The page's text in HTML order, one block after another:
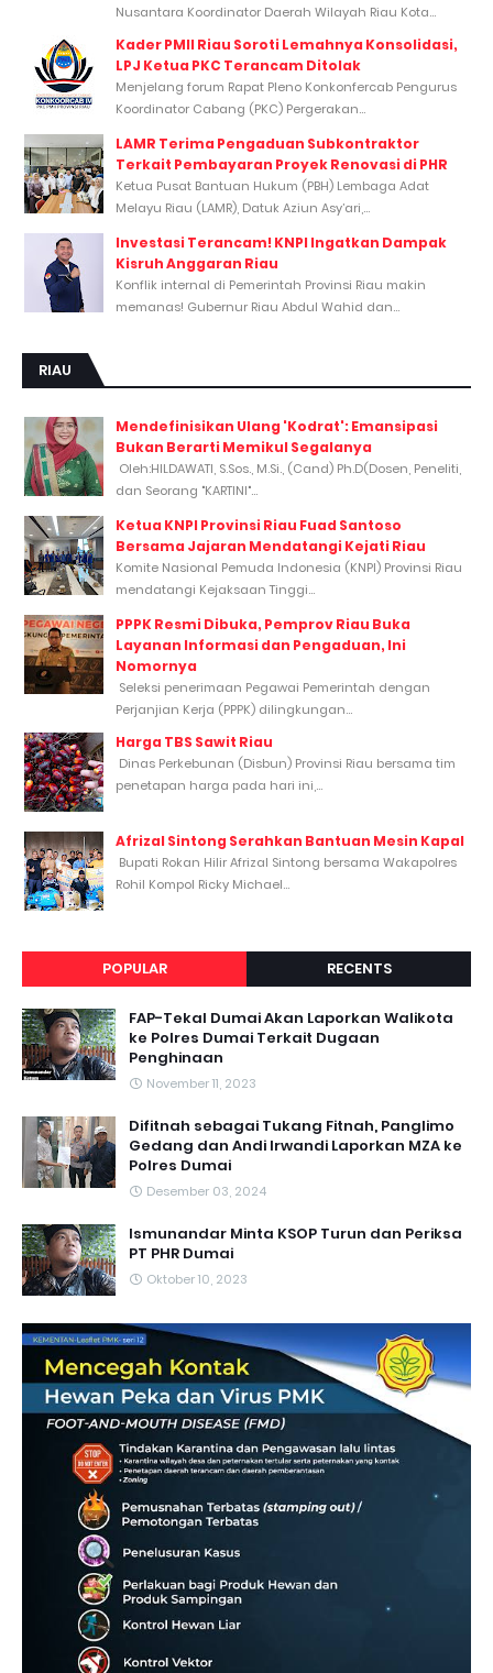
Nusantara Koordinator Daerah Wilayah Riau Kota...
Kader PMII Riau Soroti Lemahnya Konsolidasi,
LPJ Ketua PKC Terancam Ditolak
Menjelang forum Rapat Pleno Konkonfercab Pengurus
Koordinator Cabang (PKC) Pergerakan...
LAMR Terima Pengaduan Subkontraktor
Terkait Pembayaran Proyek Renovasi di PHR
Ketua Pusat Bantuan Hukum (PBH) Lembaga Adat
Melayu Riau (LAMR), Datuk Aziun Asy’ari,...
Investasi Terancam! KNPI Ingatkan Dampak
Kisruh Anggaran Riau
Konflik internal di Pemerintah Provinsi Riau makin
memanas! Gubernur Riau Abdul Wahid dan...
RIAU
Mendefinisikan Ulang 'Kodrat': Emansipasi
Bukan Berarti Memikul Segalanya
Oleh:HILDAWATI, S.Sos., M.Si., (Cand) Ph.D(Dosen, Peneliti,
dan Seorang "KARTINI"...
Ketua KNPI Provinsi Riau Fuad Santoso
Bersama Jajaran Mendatangi Kejati Riau
Komite Nasional Pemuda Indonesia (KNPI) Provinsi Riau
mendatangi Kejaksaan Tinggi...
PPPK Resmi Dibuka, Pemprov Riau Buka
Layanan Informasi dan Pengaduan, Ini
Nomornya
Seleksi penerimaan Pegawai Pemerintah dengan
Perjanjian Kerja (PPPK) dilingkungan...
Harga TBS Sawit Riau
Dinas Perkebunan (Disbun) Provinsi Riau bersama tim
penetapan harga pada hari ini,...
Afrizal Sintong Serahkan Bantuan Mesin Kapal
Bupati Rokan Hilir Afrizal Sintong bersama Wakapolres
Rohil Kompol Ricky Michael...
POPULAR RECENTS
FAP-Tekal Dumai Akan Laporkan Walikota
ke Polres Dumai Terkait Dugaan
Penghinaan
November 11, 2023
Difitnah sebagai Tukang Fitnah, Panglimo
Gedang dan Andi Irwandi Laporkan MZA ke
Polres Dumai
Desember 03, 2024
Ismunandar Minta KSOP Turun dan Periksa
PT PHR Dumai
Oktober 10, 2023